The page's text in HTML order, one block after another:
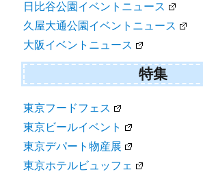
日比谷公園イベントニュース
久屋大通公園イベントニュース
大阪イベントニュース
特集
東京フードフェス
東京ビールイベント
東京デパート物産展
東京ホテルビュッフェ